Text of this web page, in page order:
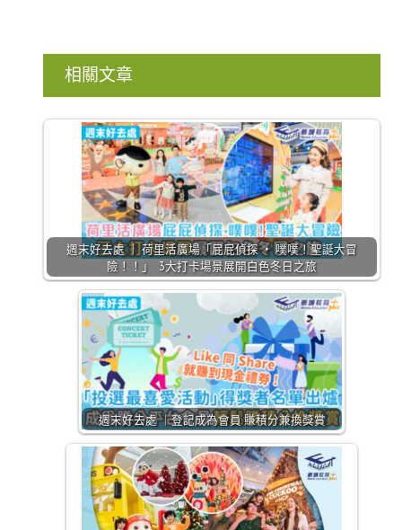
相關文章
週末好去處 ｜ 荷里活廣場「屁屁偵探 ‧ 噗噗！聖誕大冒
險！！」 3大打卡場景展開白色冬日之旅
週末好去處 ｜登記成為會員 賺積分兼換獎賞